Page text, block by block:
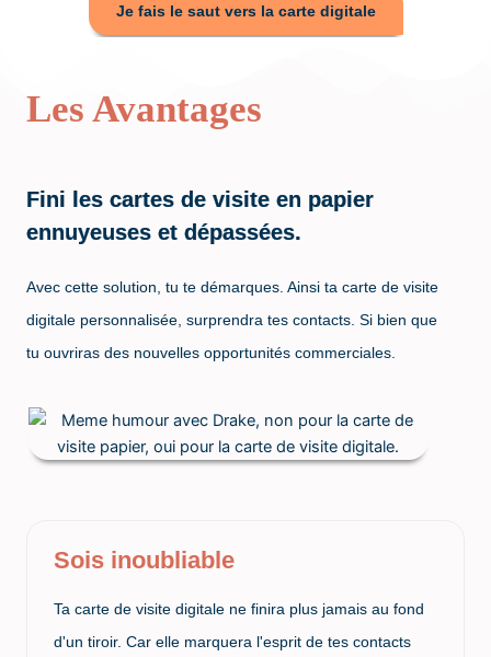
Je fais le saut vers la carte digitale
Les Avantages
Fini les cartes de visite en papier
ennuyeuses et dépassées.
Avec cette solution, tu te démarques. Ainsi ta carte de visite
digitale personnalisée, surprendra tes contacts. Si bien que
tu ouvriras des nouvelles opportunités commerciales.
Sois inoubliable
Ta carte de visite digitale ne finira plus jamais au fond
d'un tiroir. Car elle marquera l'esprit de tes contacts